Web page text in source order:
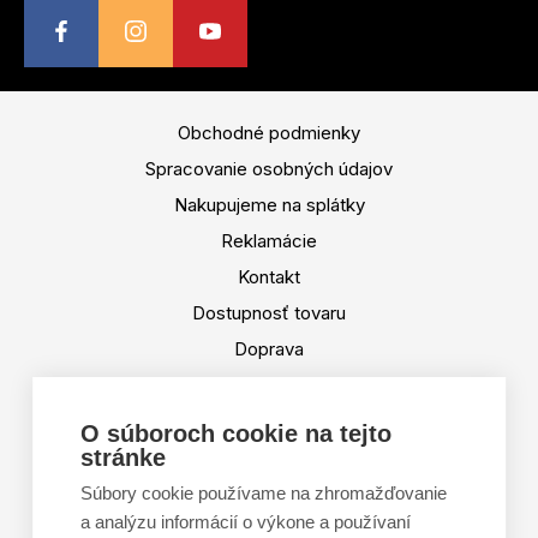
Obchodné podmienky
Spracovanie osobných údajov
Nakupujeme na splátky
Reklamácie
Kontakt
Dostupnosť tovaru
Doprava
Výmena a vrátenie tovaru
Doporučená dĺžka lyží
Vypaľovanie papúč
O súboroch cookie na tejto
stránke
Súbory cookie používame na zhromažďovanie
a analýzu informácií o výkone a používaní